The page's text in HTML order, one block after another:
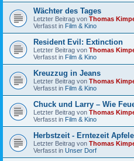
Wächter des Tages
Letzter Beitrag von Thomas
Verfasst in Film & Kino
Resident Evil: Extinction
Letzter Beitrag von Thomas
Verfasst in Film & Kino
Kreuzzug in Jeans
Letzter Beitrag von Thomas
Verfasst in Film & Kino
Chuck und Larry – Wie
Letzter Beitrag von Thomas
Verfasst in Film & Kino
Herbstzeit - Erntezeit
Letzter Beitrag von Thomas
Verfasst in Unser Dorf